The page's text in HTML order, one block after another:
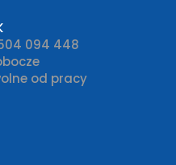
094 448
od pracy